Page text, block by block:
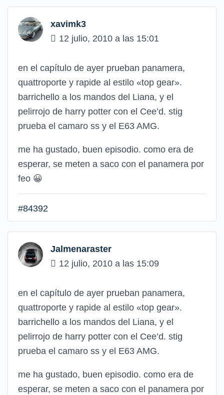
xavimk3
12 julio, 2010 a las 15:01
en el capítulo de ayer prueban panamera,
quattroporte y rapide al estilo «top gear».
barrichello a los mandos del Liana, y el
pelirrojo de harry potter con el Cee’d. stig
prueba el camaro ss y el E63 AMG.
me ha gustado, buen episodio. como era de
esperar, se meten a saco con el panamera por
feo 😀
#84392
Jalmenaraster
12 julio, 2010 a las 15:09
en el capítulo de ayer prueban panamera,
quattroporte y rapide al estilo «top gear».
barrichello a los mandos del Liana, y el
pelirrojo de harry potter con el Cee’d. stig
prueba el camaro ss y el E63 AMG.
me ha gustado, buen episodio. como era de
esperar, se meten a saco con el panamera por